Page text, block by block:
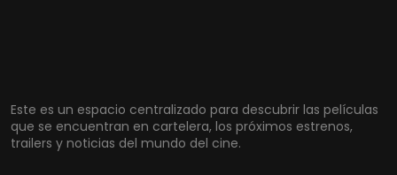
Este es un espacio centralizado para descubrir las películas
que se encuentran en cartelera, los próximos estrenos,
trailers y noticias del mundo del cine.